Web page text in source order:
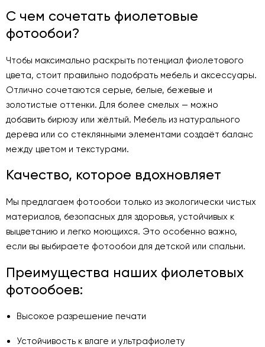
С чем сочетать фиолетовые
фотообои?
Чтобы максимально раскрыть потенциал фиолетового
цвета, стоит правильно подобрать мебель и аксессуары.
Отлично сочетаются серые, белые, бежевые и
золотистые оттенки. Для более смелых — можно
добавить бирюзу или жёлтый. Мебель из натурального
дерева или со стеклянными элементами создаёт баланс
между цветом и текстурами.
Качество, которое вдохновляет
Мы предлагаем фотообои только из экологически чистых
материалов, безопасных для здоровья, устойчивых к
выцветанию и легко моющихся. Это особенно важно,
если вы выбираете фотообои для детской или спальни.
Преимущества наших фиолетовых
фотообоев:
Высокое разрешение печати
Устойчивость к влаге и ультрафиолету